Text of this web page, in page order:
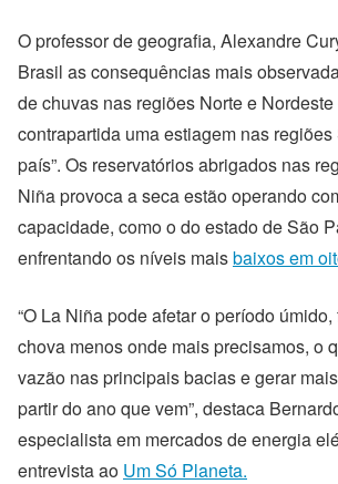
O professor de geografia, Alexandre
Brasil as consequências mais
de chuvas nas regiões Norte e Nordeste
contrapartida uma estiagem nas
país”. Os reservatórios abrigados nas
Niña provoca a seca estão operando
capacidade, como o do estado de São
enfrentando os níveis maisbaixos em
“O La Niña pode afetar o período
chova menos onde mais precisamos, o
vazão nas principais bacias e gerar
partir do ano que vem”, destaca
especialista em mercados de energia
entrevista ao Um Só Planeta.